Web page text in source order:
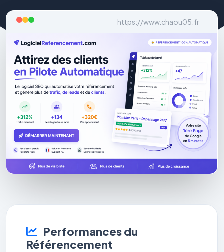
https://www.chaou05.fr
Performances du
Référencement